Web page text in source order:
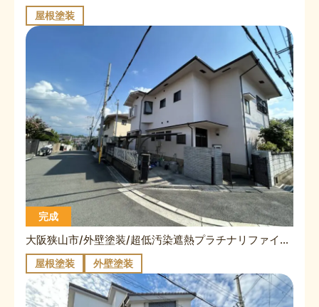
屋根塗装
完成
大阪狭山市/外壁塗装/超低汚染遮熱プラチナリファイン2000MF・屋根塗装/超低汚染遮熱プラチナリファイン500MF/O様/施工事例
屋根塗装 外壁塗装